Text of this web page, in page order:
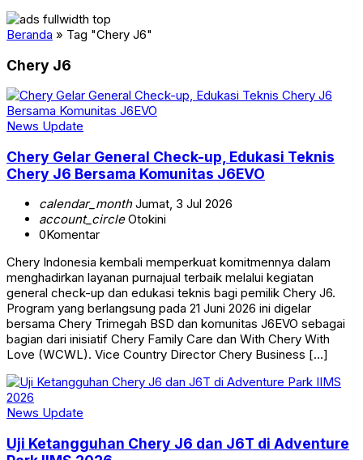
Beranda » Tag "Chery J6"
Chery J6
News Update
Chery Gelar General Check-up, Edukasi Teknis
Chery J6 Bersama Komunitas J6EVO
calendar_monthJumat, 3 Jul 2026
account_circleOtokini
0Komentar
Chery Indonesia kembali memperkuat komitmennya dalam
menghadirkan layanan purnajual terbaik melalui kegiatan
general check-up dan edukasi teknis bagi pemilik Chery J6.
Program yang berlangsung pada 21 Juni 2026 ini digelar
bersama Chery Trimegah BSD dan komunitas J6EVO sebagai
bagian dari inisiatif Chery Family Care dan With Chery With
Love (WCWL). Vice Country Director Chery Business […]
News Update
Uji Ketangguhan Chery J6 dan J6T di Adventure